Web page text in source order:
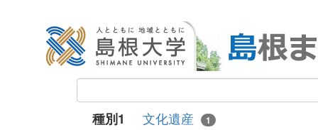
種別1 文化遺産 1